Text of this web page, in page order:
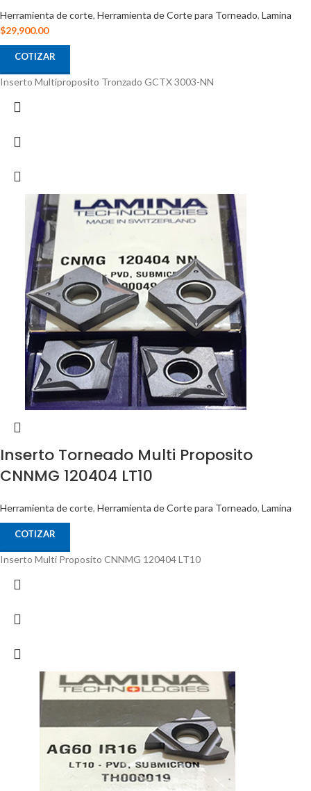
Herramienta de corte, Herramienta de Corte para Torneado, Lamina
$29,900.00
COTIZAR
Inserto Multiproposito Tronzado GCTX 3003-NN
Inserto Torneado Multi Proposito
CNNMG 120404 LT10
Herramienta de corte, Herramienta de Corte para Torneado, Lamina
COTIZAR
Inserto Multi Proposito CNNMG 120404 LT10